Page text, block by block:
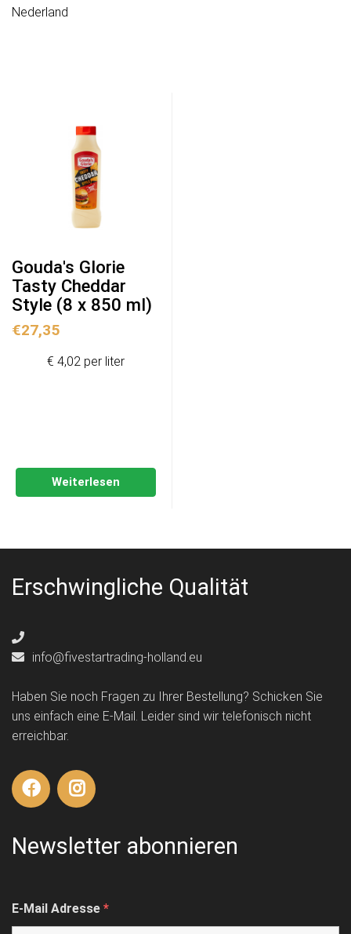
Nederland
Gouda's Glorie
Tasty Cheddar
Style (8 x 850 ml)
€27,35
Weiterlesen
€ 4,02 per liter
Erschwingliche Qualität
info@fivestartrading-holland.eu
Haben Sie noch Fragen zu Ihrer Bestellung? Schicken Sie
uns einfach eine E-Mail. Leider sind wir telefonisch nicht
erreichbar.
Newsletter abonnieren
E-Mail Adresse *